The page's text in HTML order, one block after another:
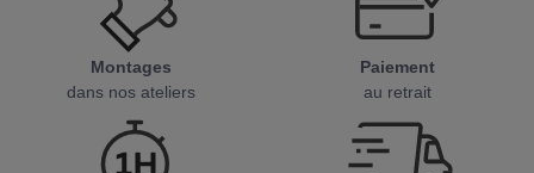
Montages
dans nos ateliers
Paiement
au retrait